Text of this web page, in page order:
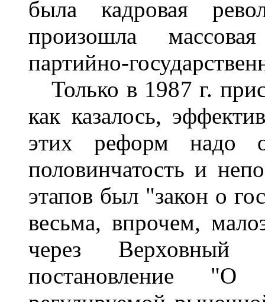
была кадровая
произошла
партийно-
Только в 1987 г.
как казалось,
этих реформ надо
половинчатость и
этапов был "закон о
весьма, впрочем,
через Верховный
постановление